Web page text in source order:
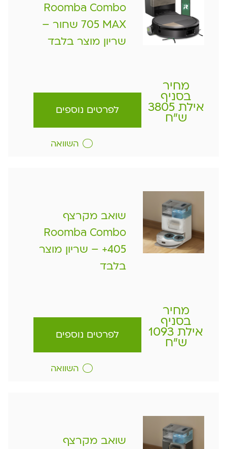
Roomba Combo
705 MAX שחור –
שריון מוצר בלבד
מחיר
בסניף
אילת 3805
ש"ח לפרטים נוספים
השוואה
שואב מקרצף
Roomba Combo
+405 – שריון מוצר
בלבד
מחיר
בסניף
אילת 1093
ש"ח לפרטים נוספים
השוואה
שואב מקרצף